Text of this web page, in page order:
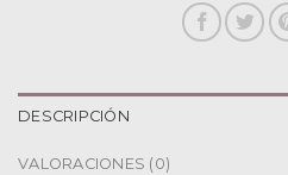
DESCRIPCIÓN
VALORACIONES (0)